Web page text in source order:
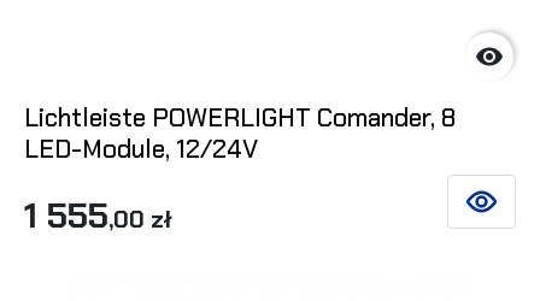

Lichtleiste POWERLIGHT Comander, 8
LED-Module, 12/24V
1 555,00 zł SIEHE